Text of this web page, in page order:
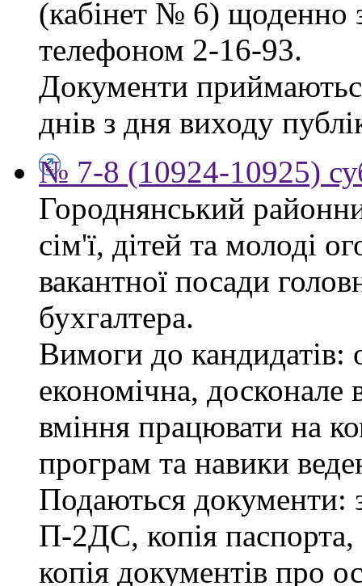
(кабінет № 6) щоденно
телефоном 2-16-93.
Документи
днів з дня виходу
№ 7-8 (10924-10925)
Городнянський
сім'ї, дітей та молоді
вакантної посади
бухгалтера.
Вимоги до кандидатів:
економічна,
вміння працювати на
програм та навики
Подаються документи:
П-2ДС, копія
копія документів про